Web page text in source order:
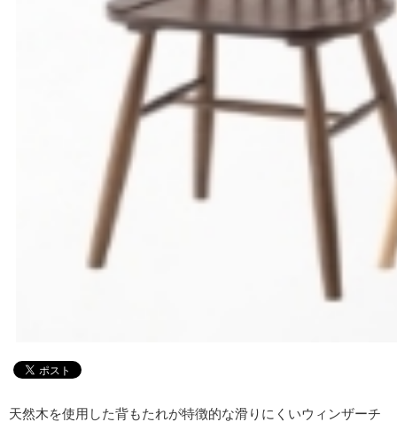
天然木を使用した背もたれが特徴的な滑りにくいウィンザーチ